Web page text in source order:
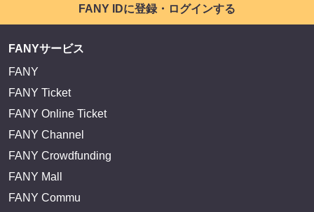
FANY IDに登録・ログインする
FANYサービス
FANY
FANY Ticket
FANY Online Ticket
FANY Channel
FANY Crowdfunding
FANY Mall
FANY Commu